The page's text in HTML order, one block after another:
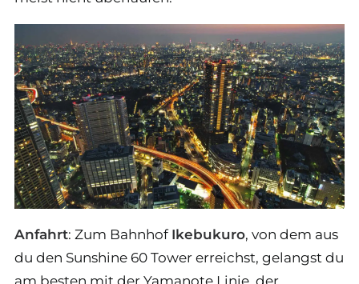
Anfahrt: Zum Bahnhof Ikebukuro, von dem aus
du den Sunshine 60 Tower erreichst, gelangst du